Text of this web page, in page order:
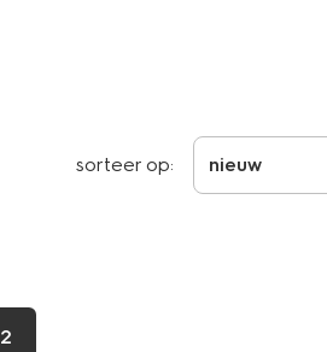
sorteer op: nieuw
2